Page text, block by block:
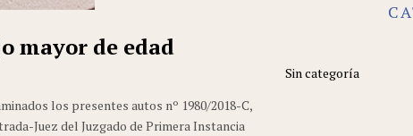
mayor de edad
los presentes autos nº 1980/2018-C,
Juez del Juzgado de Primera Instancia
Sin categoría